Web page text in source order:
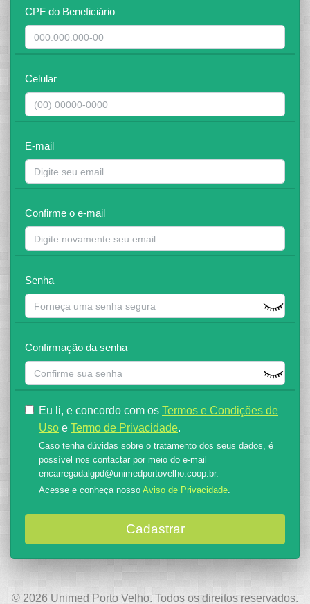
CPF do Beneficiário
Celular
E-mail
Confirme o e-mail
Senha
Confirmação da senha
Eu li, e concordo com os Termos e Condições de
Uso e Termo de Privacidade.
Caso tenha dúvidas sobre o tratamento dos seus dados, é
possível nos contactar por meio do e-mail
encarregadalgpd@unimedportovelho.coop.br.
Acesse e conheça nosso Aviso de Privacidade.
Cadastrar
© 2026 Unimed Porto Velho. Todos os direitos reservados.